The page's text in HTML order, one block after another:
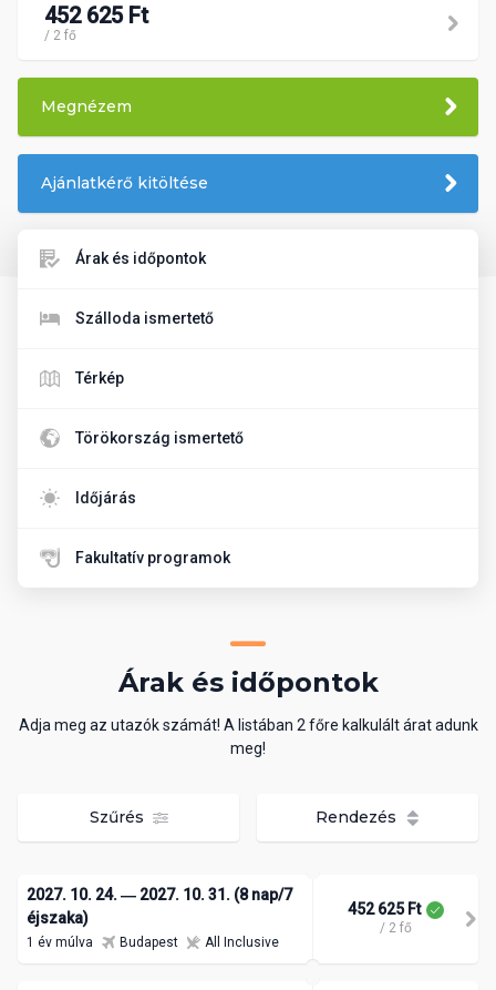
452 625 Ft
/ 2 fő
Megnézem
Ajánlatkérő kitöltése
Árak és időpontok
Szálloda ismertető
Térkép
Törökország ismertető
Időjárás
Fakultatív programok
Árak és időpontok
Adja meg az utazók számát! A listában 2 főre kalkulált árat adunk
meg!
Szűrés Rendezés
2027. 10. 24. ― 2027. 10. 31. (8 nap/7
éjszaka)
1 év múlva Budapest All Inclusive
452 625 Ft
/ 2 fő